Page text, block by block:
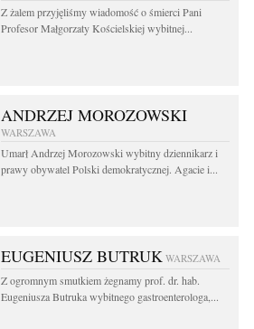
Z żalem przyjęliśmy wiadomość o śmierci Pani
Profesor Małgorzaty Kościelskiej wybitnej...
ANDRZEJ MOROZOWSKI
WARSZAWA
Umarł Andrzej Morozowski wybitny dziennikarz i
prawy obywatel Polski demokratycznej. Agacie i...
EUGENIUSZ BUTRUK WARSZAWA
Z ogromnym smutkiem żegnamy prof. dr. hab.
Eugeniusza Butruka wybitnego gastroenterologa,...